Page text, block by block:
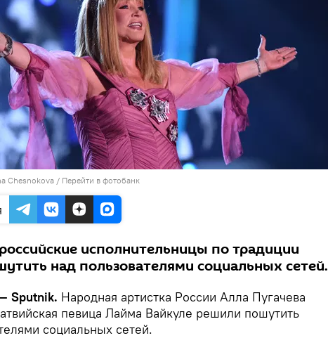
Chesnokova / Перейти в фотобанк
исполнительницы по традиции
над пользователями социальных сетей.
Sputnik. Народная артистка России Алла Пугачева
певица Лайма Вайкуле решили пошутить
социальных сетей.